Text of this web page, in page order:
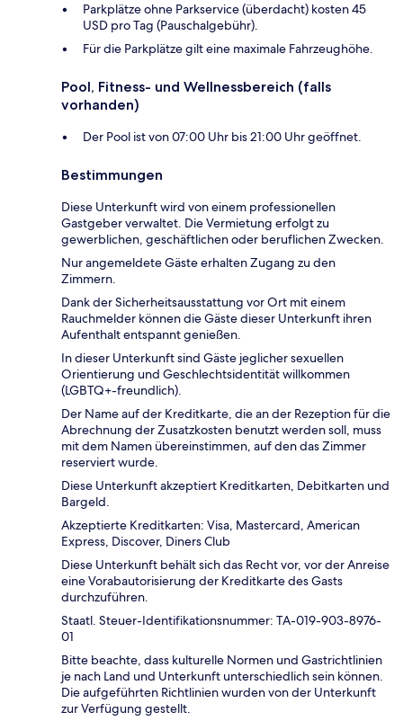
Parkplätze ohne Parkservice (überdacht) kosten 45
USD pro Tag (Pauschalgebühr).
Für die Parkplätze gilt eine maximale Fahrzeughöhe.
Pool, Fitness- und Wellnessbereich (falls
vorhanden)
Der Pool ist von 07:00 Uhr bis 21:00 Uhr geöffnet.
Bestimmungen
Diese Unterkunft wird von einem professionellen
Gastgeber verwaltet. Die Vermietung erfolgt zu
gewerblichen, geschäftlichen oder beruflichen Zwecken.
Nur angemeldete Gäste erhalten Zugang zu den
Zimmern.
Dank der Sicherheitsausstattung vor Ort mit einem
Rauchmelder können die Gäste dieser Unterkunft ihren
Aufenthalt entspannt genießen.
In dieser Unterkunft sind Gäste jeglicher sexuellen
Orientierung und Geschlechtsidentität willkommen
(LGBTQ+-freundlich).
Der Name auf der Kreditkarte, die an der Rezeption für die
Abrechnung der Zusatzkosten benutzt werden soll, muss
mit dem Namen übereinstimmen, auf den das Zimmer
reserviert wurde.
Diese Unterkunft akzeptiert Kreditkarten, Debitkarten und
Bargeld.
Akzeptierte Kreditkarten: Visa, Mastercard, American
Express, Discover, Diners Club
Diese Unterkunft behält sich das Recht vor, vor der Anreise
eine Vorabautorisierung der Kreditkarte des Gasts
durchzuführen.
Staatl. Steuer-Identifikationsnummer: TA-019-903-8976-
01
Bitte beachte, dass kulturelle Normen und Gastrichtlinien
je nach Land und Unterkunft unterschiedlich sein können.
Die aufgeführten Richtlinien wurden von der Unterkunft
zur Verfügung gestellt.